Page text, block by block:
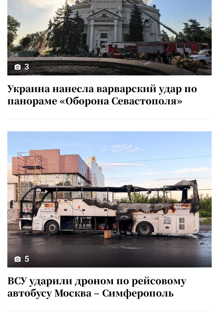
3
Украина нанесла варварский удар по
панораме «Оборона Севастополя»
5
ВСУ ударили дроном по рейсовому
автобусу Москва – Симферополь